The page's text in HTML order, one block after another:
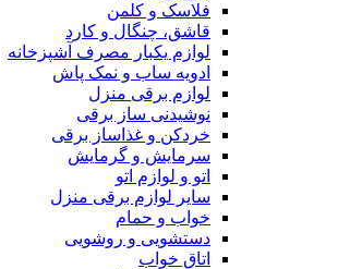
فلاسک و کلمن
قاشق، چنگال و کارد
لوازم یکبار مصرف آشپزخانه
ادویه ساب و نمک پاش
لوازم برقی منزل
نوشیدنی ساز برقی
خردکن و غذاساز برقی
سرمایش و گرمایش
اتو و لوازم اتو
سایر لوازم برقی منزل
خواب و حمام
دستشویی و روشویی
اتاق خواب